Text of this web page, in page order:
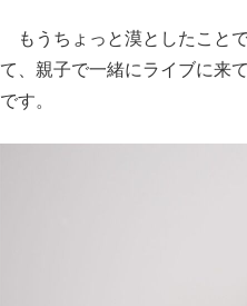
もうちょっと漠としたこと
て、親子で一緒にライブに来
です。